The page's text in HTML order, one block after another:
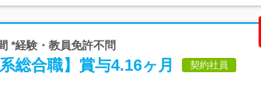
*経験・教員免許不問
総合職】賞与4.16ヶ月 契約社員